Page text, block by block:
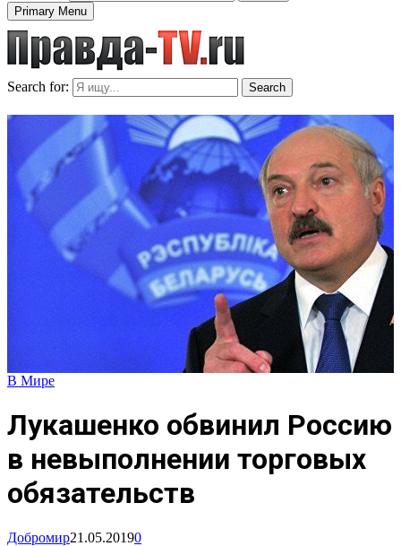
Primary Menu
Search for: Search
В Мире
Лукашенко обвинил Россию
в невыполнении торговых
обязательств
Добромир21.05.20190